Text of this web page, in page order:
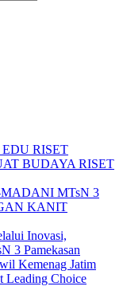
RISET
BUDAYA RISET
MTsN 3
KANIT
Inovasi,
3 Pamekasan
Kemenag Jatim
Leading Choice